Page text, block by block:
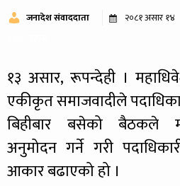
जनादेश संवाददाता २०८१ असार १४
१३ असार, रूपन्देही ।
एकीकृत समाजवादीले
बिहीबार बसेको बैठकले
अनुमोदन गर्ने गरी
आकार बढाएको हो ।